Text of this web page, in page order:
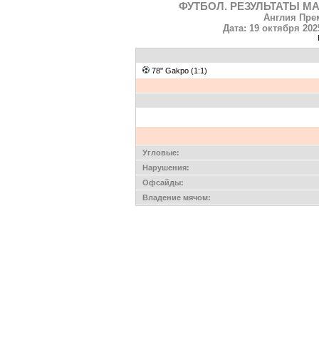
ФУТБОЛ. РЕЗУЛЬТАТЫ
Англия
Дата: 19 октября
78'' Gakpo (1:1)
Угловые:
Нарушения:
Офсайды:
Владение мячом: